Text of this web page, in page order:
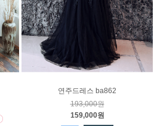
연주드레스 ba862
193,000원
159,000원